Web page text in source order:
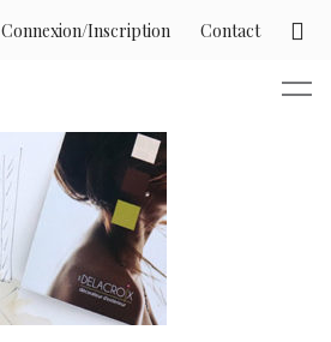
Connexion/Inscription Contact